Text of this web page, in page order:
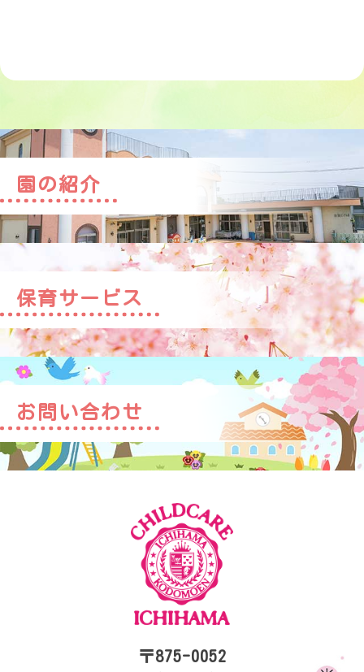
園の紹介
保育サービス
お問い合わせ
〒875-0052